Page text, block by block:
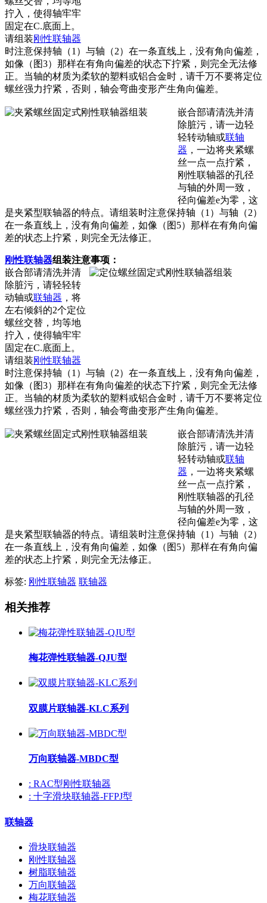
拧入，使得轴牢牢
固定在C.底面上。
请组装刚性联轴器
时注意保持轴（1）与轴（2）在一条直线上，没有角向偏差，
如像（图3）那样在有角向偏差的状态下拧紧，则完全无法修
正。当轴的材质为柔软的塑料或铝合金时，请千万不要将定位
螺丝强力拧紧，否则，轴会弯曲变形产生角向偏差。
嵌合部请清洗并清
除脏污，请一边轻
轻转动轴或联轴
器 ，一边将夹紧螺
丝一点一点拧紧，
刚性联轴器的孔径
与轴的外周一致，
径向偏差e为零，这
是夹紧型联轴器的特点。请组装时注意保持轴（1）与轴（2）
在一条直线上，没有角向偏差，如像（图5）那样在有角向偏
差的状态上拧紧，则完全无法修正。
刚性联轴器组装注意事项：
嵌合部请清洗并清
除脏污，请轻轻转
动轴或联轴器 ，将
左右倾斜的2个定位
螺丝交替，均等地
拧入，使得轴牢牢
固定在C.底面上。
请组装刚性联轴器
时注意保持轴（1）与轴（2）在一条直线上，没有角向偏差，
如像（图3）那样在有角向偏差的状态下拧紧，则完全无法修
正。当轴的材质为柔软的塑料或铝合金时，请千万不要将定位
螺丝强力拧紧，否则，轴会弯曲变形产生角向偏差。
嵌合部请清洗并清
除脏污，请一边轻
轻转动轴或联轴
器 ，一边将夹紧螺
丝一点一点拧紧，
刚性联轴器的孔径
与轴的外周一致，
径向偏差e为零，这
是夹紧型联轴器的特点。请组装时注意保持轴（1）与轴（2）
在一条直线上，没有角向偏差，如像（图5）那样在有角向偏
差的状态上拧紧，则完全无法修正。
标签: 刚性联轴器 联轴器
相关推荐
梅花弹性联轴器-QJU型
双膜片联轴器-KLC系列
万向联轴器-MBDC型
: RAC型刚性联轴器
: 十字滑块联轴器-FFPJ型
联轴器
滑块联轴器
刚性联轴器
树脂联轴器
万向联轴器
梅花联轴器